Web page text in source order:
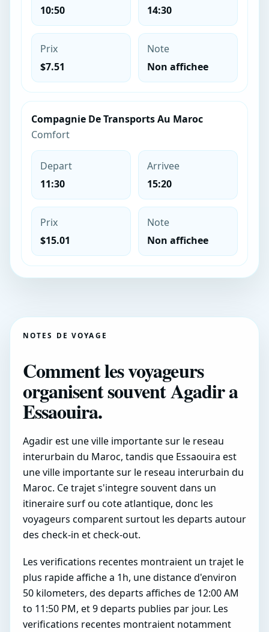
10:50
14:30
Prix
$7.51
Note
Non affichee
Compagnie De Transports Au Maroc
Comfort
Depart
11:30
Arrivee
15:20
Prix
$15.01
Note
Non affichee
NOTES DE VOYAGE
Comment les voyageurs
organisent souvent Agadir a
Essaouira.
Agadir est une ville importante sur le reseau
interurbain du Maroc, tandis que Essaouira est
une ville importante sur le reseau interurbain du
Maroc. Ce trajet s'integre souvent dans un
itineraire surf ou cote atlantique, donc les
voyageurs comparent surtout les departs autour
des check-in et check-out.
Les verifications recentes montraient un trajet le
plus rapide affiche a 1h, une distance d'environ
50 kilometers, des departs affiches de 12:00 AM
to 11:50 PM, et 9 departs publies par jour. Les
verifications recentes montraient notamment